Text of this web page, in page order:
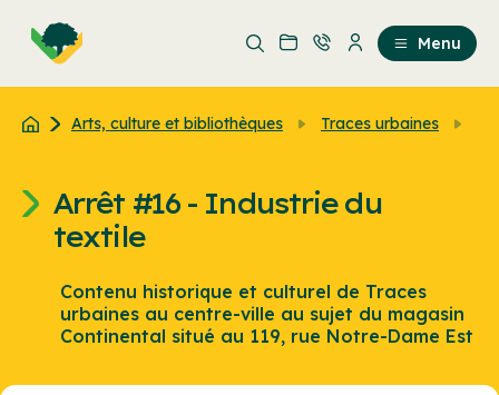
contenu
au
contenu
Menu
Arts, culture et bibliothèques Traces urbaines
Arrêt #16 - Industrie du
textile
Contenu historique et culturel de Traces
urbaines au centre-ville au sujet du magasin
Continental situé au 119, rue Notre-Dame Est